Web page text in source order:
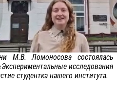
Ломоносова состоялась
исследования
студентка нашего института.